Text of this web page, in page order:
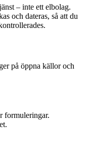
– inte ett elbolag.
och dateras, så att du
på öppna källor och
formuleringar.